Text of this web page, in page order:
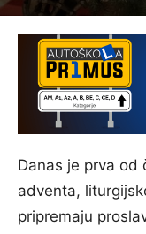
Danas je prva od
adventa,
pripremaju